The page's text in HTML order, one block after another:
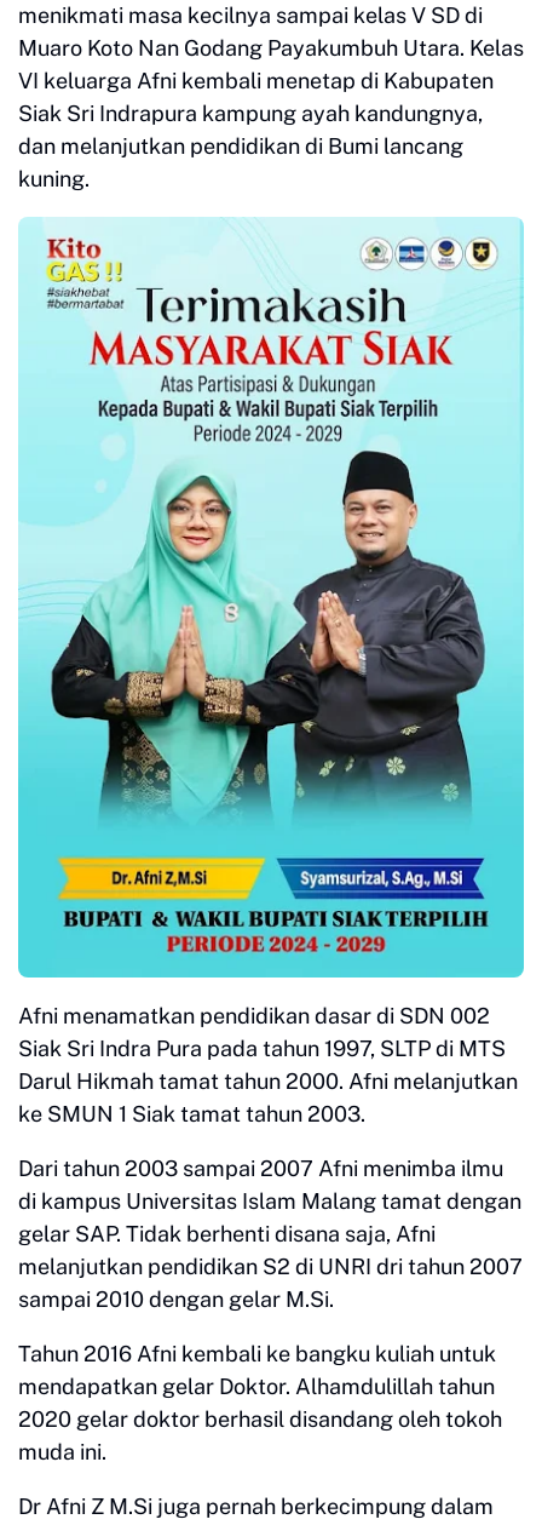
menikmati masa kecilnya sampai kelas V SD di
Muaro Koto Nan Godang Payakumbuh Utara. Kelas
VI keluarga Afni kembali menetap di Kabupaten
Siak Sri Indrapura kampung ayah kandungnya,
dan melanjutkan pendidikan di Bumi lancang
kuning.
Afni menamatkan pendidikan dasar di SDN 002
Siak Sri Indra Pura pada tahun 1997, SLTP di MTS
Darul Hikmah tamat tahun 2000. Afni melanjutkan
ke SMUN 1 Siak tamat tahun 2003.
Dari tahun 2003 sampai 2007 Afni menimba ilmu
di kampus Universitas Islam Malang tamat dengan
gelar SAP. Tidak berhenti disana saja, Afni
melanjutkan pendidikan S2 di UNRI dri tahun 2007
sampai 2010 dengan gelar M.Si.
Tahun 2016 Afni kembali ke bangku kuliah untuk
mendapatkan gelar Doktor. Alhamdulillah tahun
2020 gelar doktor berhasil disandang oleh tokoh
muda ini.
Dr Afni Z M.Si juga pernah berkecimpung dalam